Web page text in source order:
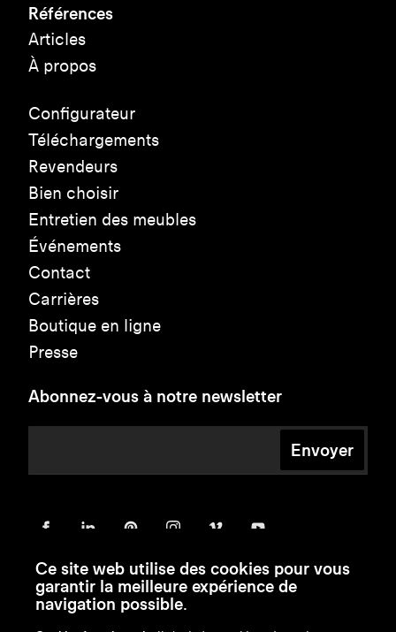
Références
Articles
À propos
Configurateur
Téléchargements
Revendeurs
Bien choisir
Entretien des meubles
Événements
Contact
Carrières
Boutique en ligne
Presse
Abonnez-vous à notre newsletter
Envoyer
Ce site web utilise des cookies pour vous
garantir la meilleure expérience de
navigation possible.